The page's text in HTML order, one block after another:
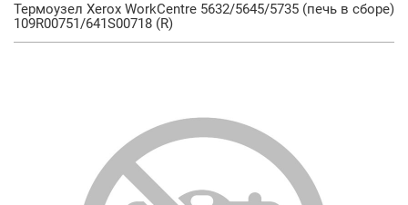
Термоузел Xerox WorkCentre 5632/5645/5735 (печь в сборе)
109R00751/641S00718 (R)